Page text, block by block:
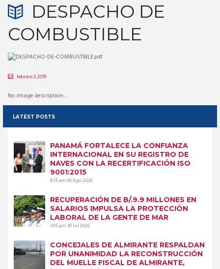
DESPACHO DE
COMBUSTIBLE
febrero 3, 2019
No image description ...
LATEST POSTS
PANAMÁ FORTALECE LA CONFIANZA
INTERNACIONAL EN SU REGISTRO DE
NAVES CON LA RECERTIFICACIÓN ISO
9001:2015
9:15 am06 Ago 2026
RECUPERACIÓN DE B/.9.9 MILLONES EN
SALARIOS IMPULSA LA PROTECCIÓN
LABORAL DE LA GENTE DE MAR
3:05 pm30 Jul 2026
CONCEJALES DE ALMIRANTE RESPALDAN
POR UNANIMIDAD LA RECONSTRUCCIÓN
DEL MUELLE FISCAL DE ALMIRANTE,